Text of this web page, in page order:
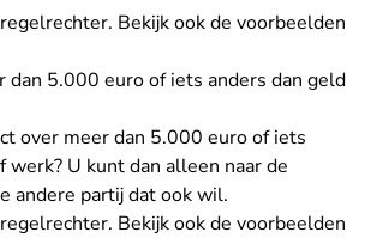
Bekijk ook de voorbeelden
dan 5.000 euro of iets anders dan geld
over meer dan 5.000 euro of iets
werk? U kunt dan alleen naar de
andere partij dat ook wil.
Bekijk ook de voorbeelden